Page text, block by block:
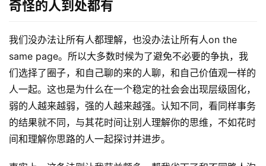
奇怪的人到处都有
我们没办法让所有人都理解，也没办法让所有人on the
same page。所以大多数时候为了避免不必要的争执，我
们选择了圈子，和自己聊的来的人聊，和自己价值观一样的
人一起。这也是为什么在一个稳定的社会会出现层级固化，
弱的人越来越弱，强的人越来越强。认知不同，看同样事务
的结果就不同，与其花时间让别人理解你的思维，不如花时
间和理解你思路的人一起探讨并进步。